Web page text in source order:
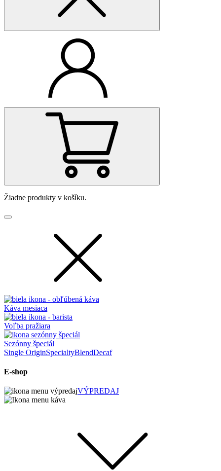
Žiadne produkty v košíku.
Káva mesiaca
Voľba pražiara
Sezónny špeciál
Single OriginSpecialtyBlendDecaf
E-shop
VÝPREDAJ